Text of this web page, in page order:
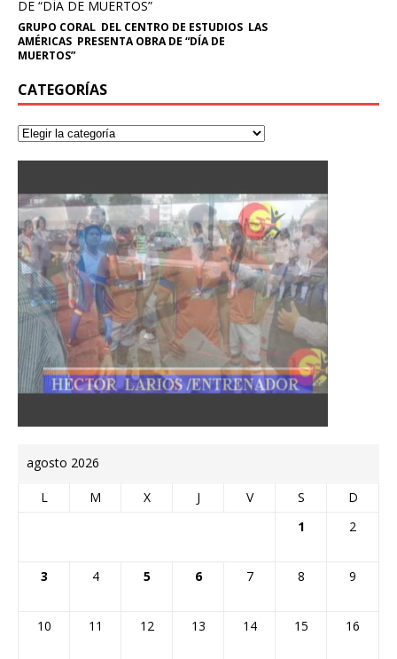
GRUPO CORAL DEL CENTRO DE ESTUDIOS LAS
AMÉRICAS PRESENTA OBRA DE “DÍA DE
MUERTOS”
CATEGORÍAS
agosto 2026
L M X J V S
D
1
2
3 4 5 6 7 8 9
10 11 12 13 14 15 16